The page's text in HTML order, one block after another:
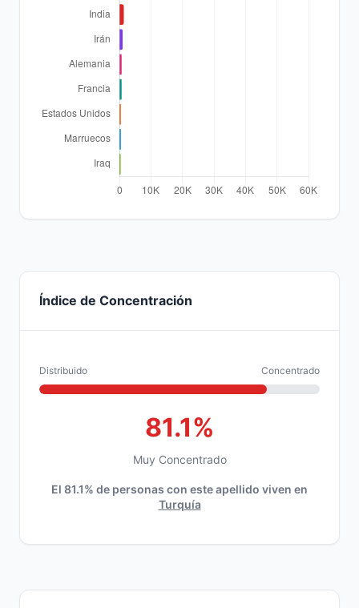
Índice de Concentración
Distribuido Concentrado
81.1%
Muy Concentrado
El 81.1% de personas con este apellido viven en
Turquía